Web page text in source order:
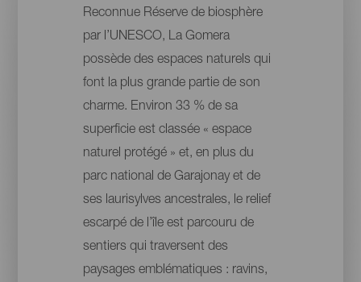
Reconnue Réserve de biosphère
par l’UNESCO, La Gomera
possède des espaces naturels qui
font la plus grande partie de son
charme. Environ 33 % de sa
superficie est classée « espace
naturel protégé » et, en plus du
parc national de Garajonay et de
ses laurisylves ancestrales, le relief
escarpé de l’île est parcouru de
sentiers qui traversent des
paysages emblématiques : ravins,